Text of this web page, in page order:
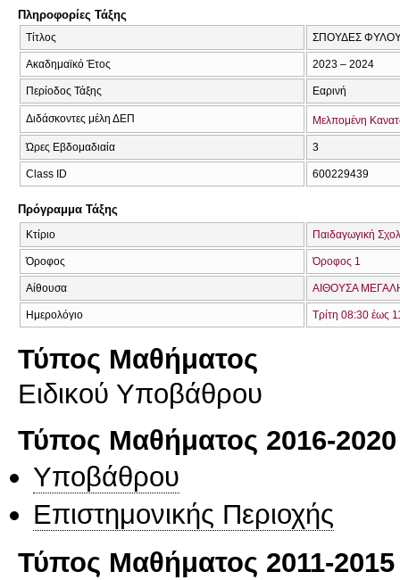
Πληροφορίες Τάξης
Τίτλος ΣΠΟΥΔΕΣ ΦΥΛΟΥ
Ακαδημαϊκό Έτος 2023 – 2024
Περίοδος Τάξης Εαρινή
Διδάσκοντες μέλη ΔΕΠ Μελπομένη
Ώρες Εβδομαδιαία 3
Class ID 600229439
Πρόγραμμα Τάξης
Κτίριο Παιδαγωγική
Όροφος Όροφος 1
Αίθουσα ΑΙΘΟΥΣΑ
Ημερολόγιο Τρίτη 08:30 έως
Τύπος Μαθήματος
Ειδικού Υποβάθρου
Τύπος Μαθήματος 2016-2020
Υποβάθρου
Επιστημονικής Περιοχής
Τύπος Μαθήματος 2011-2015